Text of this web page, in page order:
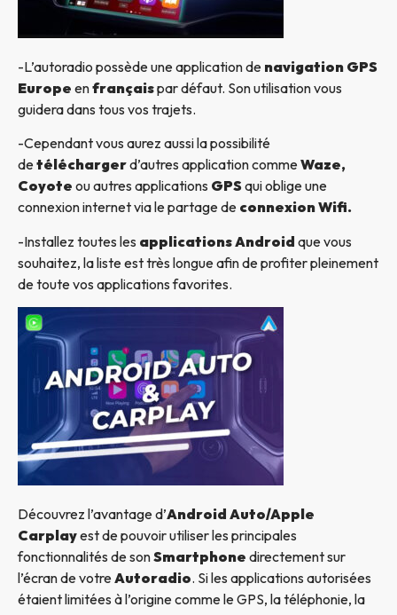
-L’autoradio possède une application de navigation GPS
Europe enfrançaispar défaut. Son utilisation vous
guidera dans tous vos trajets.
-Cependant vous aurez aussi la possibilité
detéléchargerd’autres application commeWaze,
Coyote ou autres applications GPSqui oblige une
connexion internet via le partage de connexion Wifi.
-Installez toutes les applications Android que vous
souhaitez, la liste est très longue afin de profiter pleinement
de toute vos applications favorites.
Découvrez l’avantage d’Android Auto/Apple
Carplayest de pouvoir utiliser les principales
fonctionnalités de sonSmartphone directement sur
l’écran de votreAutoradio. Si les applications autorisées
étaient limitées à l’origine comme le GPS, la téléphonie, la